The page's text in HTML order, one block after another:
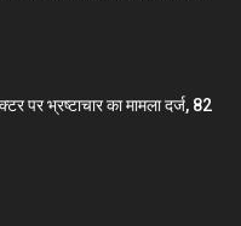
पर भ्रष्टाचार का मामला दर्ज, 82